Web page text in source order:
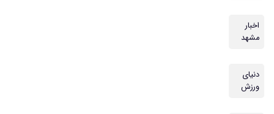
اخبار
مشهد
دنیای
ورزش